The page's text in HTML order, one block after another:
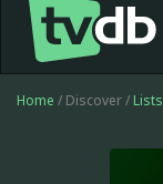
Home / Discover / Lists